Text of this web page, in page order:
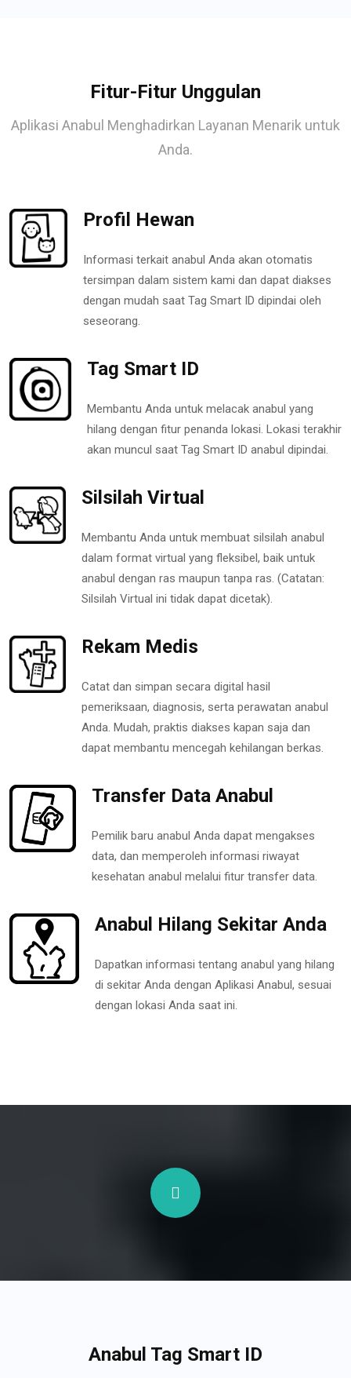
Fitur-Fitur Unggulan
Aplikasi Anabul Menghadirkan Layanan Menarik untuk
Anda.
Profil Hewan
Informasi terkait anabul Anda akan otomatis
tersimpan dalam sistem kami dan dapat diakses
dengan mudah saat Tag Smart ID dipindai oleh
seseorang.
Tag Smart ID
Membantu Anda untuk melacak anabul yang
hilang dengan fitur penanda lokasi. Lokasi terakhir
akan muncul saat Tag Smart ID anabul dipindai.
Silsilah Virtual
Membantu Anda untuk membuat silsilah anabul
dalam format virtual yang fleksibel, baik untuk
anabul dengan ras maupun tanpa ras. (Catatan:
Silsilah Virtual ini tidak dapat dicetak).
Rekam Medis
Catat dan simpan secara digital hasil
pemeriksaan, diagnosis, serta perawatan anabul
Anda. Mudah, praktis diakses kapan saja dan
dapat membantu mencegah kehilangan berkas.
Transfer Data Anabul
Pemilik baru anabul Anda dapat mengakses
data, dan memperoleh informasi riwayat
kesehatan anabul melalui fitur transfer data.
Anabul Hilang Sekitar Anda
Dapatkan informasi tentang anabul yang hilang
di sekitar Anda dengan Aplikasi Anabul, sesuai
dengan lokasi Anda saat ini.
Anabul Tag Smart ID